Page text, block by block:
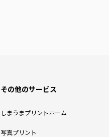
その他のサービス
しまうまプリントホーム
写真プリント